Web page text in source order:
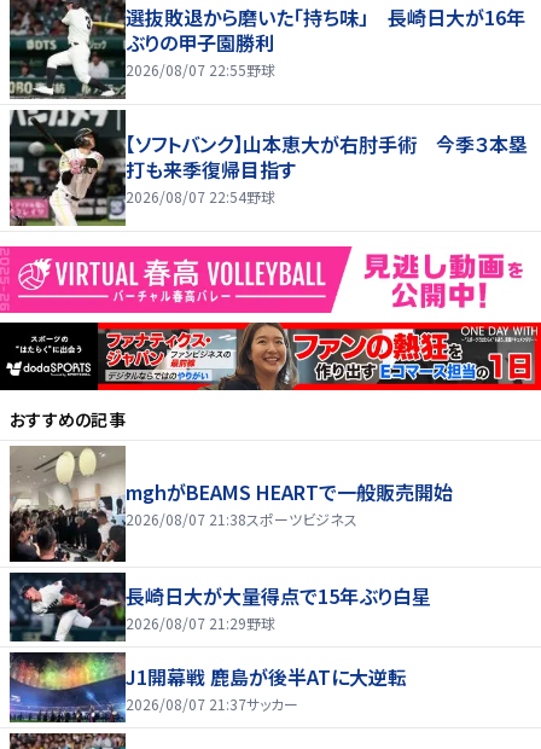
選抜敗退から磨いた「持ち味」 長崎日大が16年
ぶりの甲子園勝利
2026/08/07 22:55野球
【ソフトバンク】山本恵大が右肘手術 今季３本塁
打も来季復帰目指す
2026/08/07 22:54野球
おすすめの記事
mghがBEAMS HEARTで一般販売開始
2026/08/07 21:38スポーツビジネス
長崎日大が大量得点で15年ぶり白星
2026/08/07 21:29野球
J1開幕戦 鹿島が後半ATに大逆転
2026/08/07 21:37サッカー